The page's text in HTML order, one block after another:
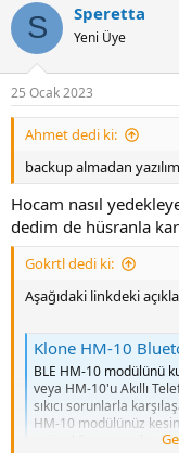
S Speretta
Yeni Üye
25 Ocak 2023
Ahmet dedi ki:
backup almadan
Hocam nasıl
dedim de hüsranla
Gokrtl dedi ki:
Aşağıdaki linkdeki
Klone HM-10
BLE HM-10 modülünü
veya HM-10'u Akıllı
sıkıcı sorunlarla
HM-10 modülünüz